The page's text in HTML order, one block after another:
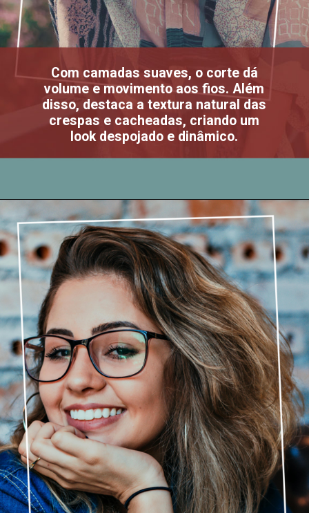
Com camadas suaves, o corte dá
volume e movimento aos fios. Além
disso, destaca a textura natural das
crespas e cacheadas, criando um
look despojado e dinâmico.